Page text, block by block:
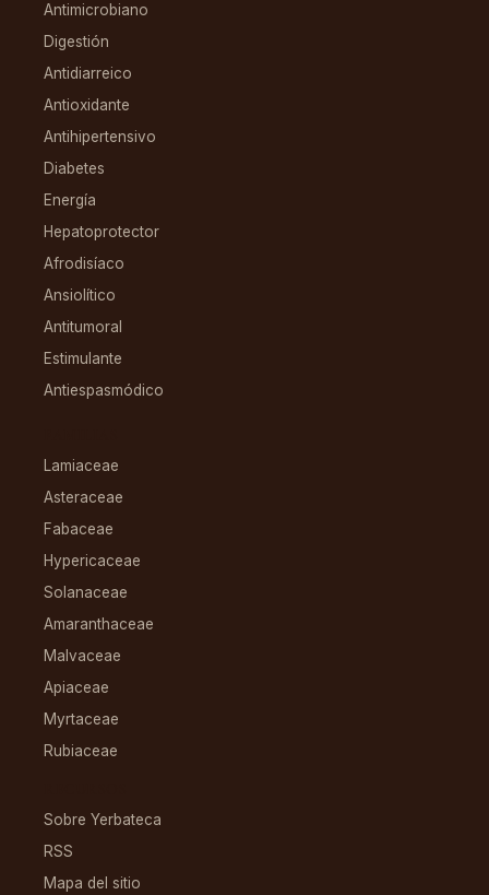
Antimicrobiano
Digestión
Antidiarreico
Antioxidante
Antihipertensivo
Diabetes
Energía
Hepatoprotector
Afrodisíaco
Ansiolítico
Antitumoral
Estimulante
Antiespasmódico
Lamiaceae
Asteraceae
Fabaceae
Hypericaceae
Solanaceae
Amaranthaceae
Malvaceae
Apiaceae
Myrtaceae
Rubiaceae
Sobre Yerbateca
RSS
Mapa del sitio